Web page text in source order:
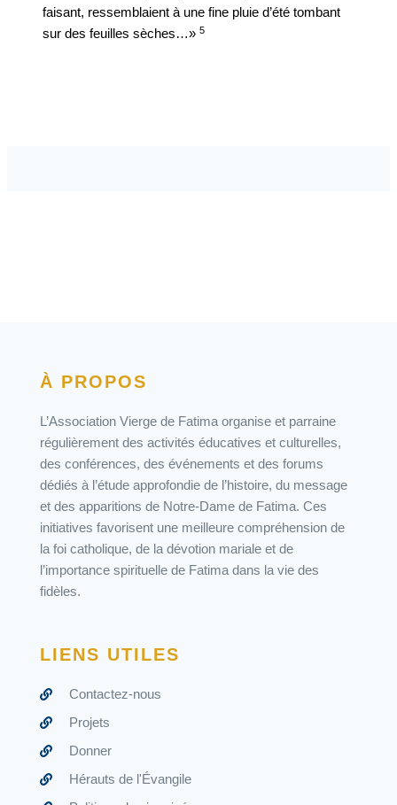
faisant, ressemblaient à une fine pluie d’été tombant
sur des feuilles sèches…» 5
À PROPOS
L’Association Vierge de Fatima organise et parraine
régulièrement des activités éducatives et culturelles,
des conférences, des événements et des forums
dédiés à l’étude approfondie de l’histoire, du message
et des apparitions de Notre-Dame de Fatima. Ces
initiatives favorisent une meilleure compréhension de
la foi catholique, de la dévotion mariale et de
l’importance spirituelle de Fatima dans la vie des
fidèles.
LIENS UTILES
Contactez-nous
Projets
Donner
Hérauts de l'Évangile